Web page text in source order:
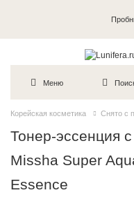
Меню
Корейская косметика Снято с
Тонер-эссенция
Missha Super
Essence